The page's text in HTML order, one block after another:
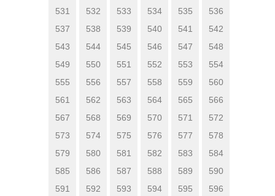
531
532 533 534 535
536
537
538 539 540 541
542
543
544 545 546 547
548
549
550 551 552 553
554
555
556 557 558 559
560
561
562 563 564 565
566
567
568 569 570 571
572
573
574 575 576 577
578
579
580 581 582 583
584
585
586 587 588 589
590
591
592 593 594 595
596